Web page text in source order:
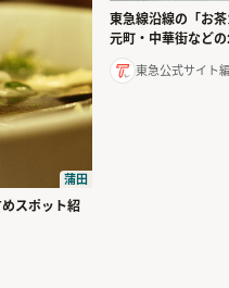
蒲田
めスポット紹
東急線沿線の「お
元町・中華街など
東急公式サイト